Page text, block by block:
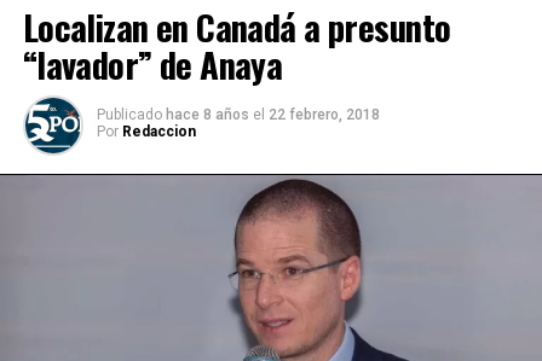
Localizan en Canadá a presunto
“lavador” de Anaya
Publicado hace 8 años el 22 febrero, 2018
Por Redaccion